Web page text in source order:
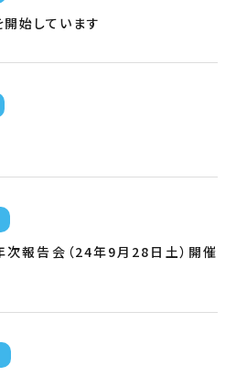
始しています
報告会（24年9月28日土）開催